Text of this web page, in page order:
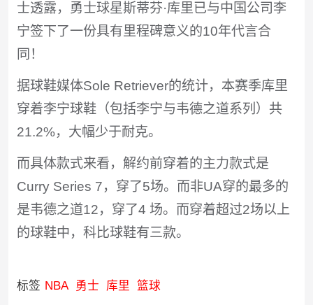
士透露，勇士球星斯蒂芬·库里已与中国公司李
宁签下了一份具有里程碑意义的10年代言合
同！
据球鞋媒体Sole Retriever的统计，本赛季库里
穿着李宁球鞋（包括李宁与韦德之道系列）共
21.2%，大幅少于耐克。
而具体款式来看，解约前穿着的主力款式是
Curry Series 7，穿了5场。而非UA穿的最多的
是韦德之道12，穿了4 场。而穿着超过2场以上
的球鞋中，科比球鞋有三款。
标签 NBA 勇士 库里 篮球